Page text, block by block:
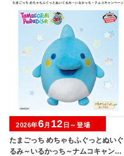
たまごっち めちゃもふぐっとぬいぐ
るみ～いるかっち～ナムコキャンペ
2026年6月 12 日～登場